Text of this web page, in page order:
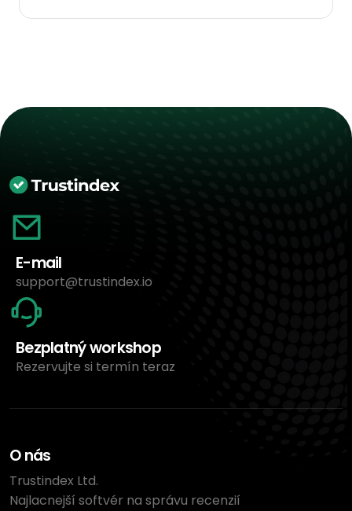
E-mail
support@trustindex.io
Bezplatný workshop
Rezervujte si termín teraz
O nás
Trustindex Ltd.
Najlacnejší softvér na správu recenzií